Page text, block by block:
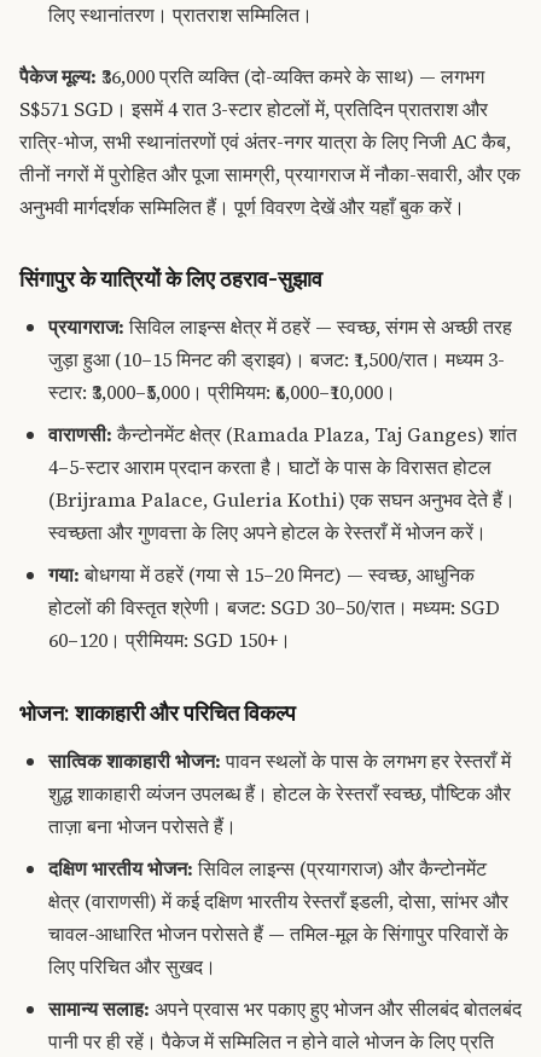
लिए स्थानांतरण। प्रातराश सम्मिलित।
पैकेज मूल्य: ₹36,000 प्रति व्यक्ति (दो-व्यक्ति कमरे के साथ) — लगभग
S$571 SGD। इसमें 4 रात 3-स्टार होटलों में, प्रतिदिन प्रातराश और
रात्रि-भोज, सभी स्थानांतरणों एवं अंतर-नगर यात्रा के लिए निजी AC कैब,
तीनों नगरों में पुरोहित और पूजा सामग्री, प्रयागराज में नौका-सवारी, और एक
अनुभवी मार्गदर्शक सम्मिलित हैं।पूर्ण विवरण देखें और यहाँ बुक करें ।
सिंगापुर के यात्रियों के लिए ठहराव-सुझाव
प्रयागराज:सिविल लाइन्स क्षेत्र में ठहरें — स्वच्छ, संगम से अच्छी तरह
जुड़ा हुआ (10–15 मिनट की ड्राइव)। बजट: ₹1,500/रात। मध्यम 3-
स्टार: ₹3,000–₹5,000। प्रीमियम: ₹6,000–₹10,000।
वाराणसी:कैन्टोनमेंट क्षेत्र (Ramada Plaza, Taj Ganges) शांत
4–5-स्टार आराम प्रदान करता है। घाटों के पास के विरासत होटल
(Brijrama Palace, Guleria Kothi) एक सघन अनुभव देते हैं।
स्वच्छता और गुणवत्ता के लिए अपने होटल के रेस्तराँ में भोजन करें।
गया:बोधगया में ठहरें (गया से 15–20 मिनट) — स्वच्छ, आधुनिक
होटलों की विस्तृत श्रेणी। बजट: SGD 30–50/रात। मध्यम: SGD
60–120। प्रीमियम: SGD 150+।
भोजन: शाकाहारी और परिचित विकल्प
सात्विक शाकाहारी भोजन:पावन स्थलों के पास के लगभग हर रेस्तराँ में
शुद्ध शाकाहारी व्यंजन उपलब्ध हैं। होटल के रेस्तराँ स्वच्छ, पौष्टिक और
ताज़ा बना भोजन परोसते हैं।
दक्षिण भारतीय भोजन:सिविल लाइन्स (प्रयागराज) और कैन्टोनमेंट
क्षेत्र (वाराणसी) में कई दक्षिण भारतीय रेस्तराँ इडली, दोसा, सांभर और
चावल-आधारित भोजन परोसते हैं — तमिल-मूल के सिंगापुर परिवारों के
लिए परिचित और सुखद।
सामान्य सलाह: अपने प्रवास भर पकाए हुए भोजन और सीलबंद बोतलबंद
पानी पर ही रहें। पैकेज में सम्मिलित न होने वाले भोजन के लिए प्रति